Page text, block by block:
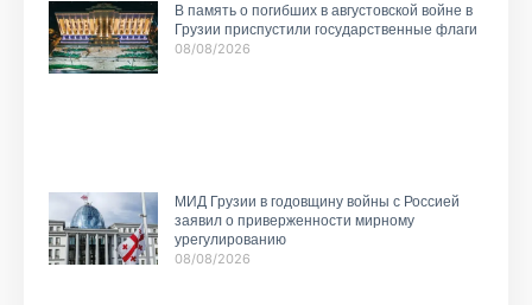
В память о погибших в августовской войне в
Грузии приспустили государственные флаги
08/08/2026
МИД Грузии в годовщину войны с Россией
заявил о приверженности мирному
урегулированию
08/08/2026